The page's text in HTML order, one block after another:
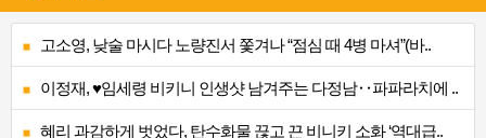
고소영, 낮술 마시다 노량진서 쫓겨나 “점심 때 4병 마셔”(바..
이정재, ♥임세령 비키니 인생샷 남겨주는 다정남‥파파라치에 ..
혜리 과감하게 벗었다, 탄수화물 끊고 끈 비니키 소화 ‘역대급..